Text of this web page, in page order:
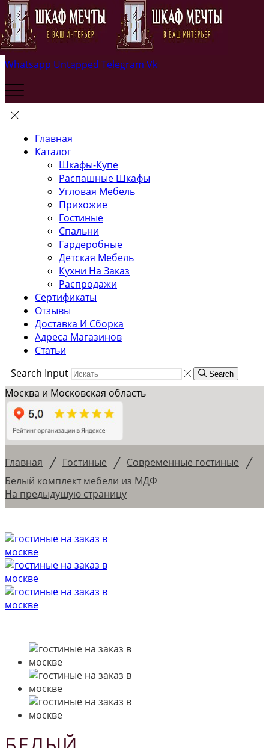
Whatsapp Untapped Telegram Vk
Главная
Каталог
Шкафы-Купе
Распашные Шкафы
Угловая Мебель
Прихожие
Гостиные
Спальни
Гардеробные
Детская Мебель
Кухни На Заказ
Распродажи
Сертификаты
Отзывы
Доставка И Сборка
Адреса Магазинов
Статьи
Search Input
Search
Москва и Московская область
Главная / Гостиные / Современные гостиные /
Белый комплект мебели из МДФ
На предыдущую страницу